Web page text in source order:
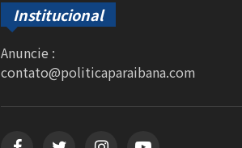
Institucional
Anuncie :
contato@politicaparaibana.com